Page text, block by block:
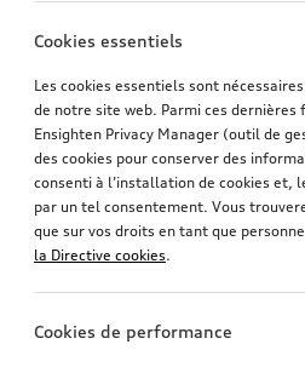
Cookies essentiels
Les cookies essentiels sont
de notre site web. Parmi ces
Ensighten Privacy Manager (outil de
des cookies pour conserver des
consenti à l’installation de cookies et,
par un tel consentement. Vous
que sur vos droits en tant que
la Directive cookies.
Cookies de performance